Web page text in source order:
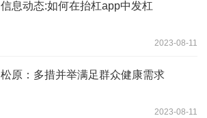
信息动态:如何在抬杠app中发杠
2023-08-11
松原：多措并举满足群众健康需求
2023-08-11